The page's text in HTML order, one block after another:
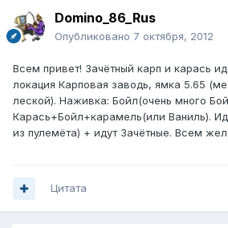
Domino_86_Rus
Опубликовано 7 октября, 2012
Всем привет! Зачётный карп и карась
локация Карповая заводь, ямка 5.65
леской). Наживка: Бойл(очень много
Карась+Бойл+карамель(или Ваниль).
из пулемёта) + идут Зачётные. Всем
Цитата